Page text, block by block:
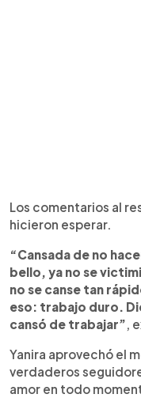
Los comentarios al
hicieron esperar.
“Cansada de no
bello, ya no se
no se canse tan
eso: trabajo duro.
cansó de trabajar”,
Yanira aprovechó el
verdaderos
amor en todo